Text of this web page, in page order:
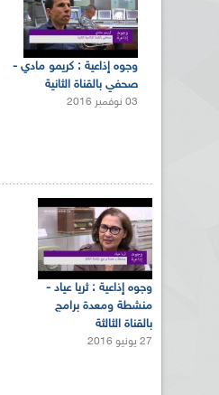
وجوه إذاعية : كريمو مادي -
صحفي بالقناة الثانية
03 نوفمبر 2016
وجوه إذاعية : ثريا عياد -
منشطة ومعدة برامج
بالقناة الثالثة
27 يونيو 2016